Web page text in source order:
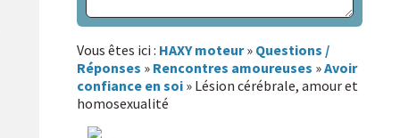
Sujet
Lien avec la personne dont vous parlez :
Vous êtes ici : HAXY moteur» Questions /
Réponses » Rencontres amoureuses »Avoir
confiance en soi » Lésion cérébrale, amour et
homosexualité